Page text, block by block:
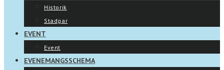
Historik
Stadgar
EVENT
Event
EVENEMANGSSCHEMA